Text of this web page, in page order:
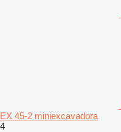
EX 45-2 miniexcavadora
4